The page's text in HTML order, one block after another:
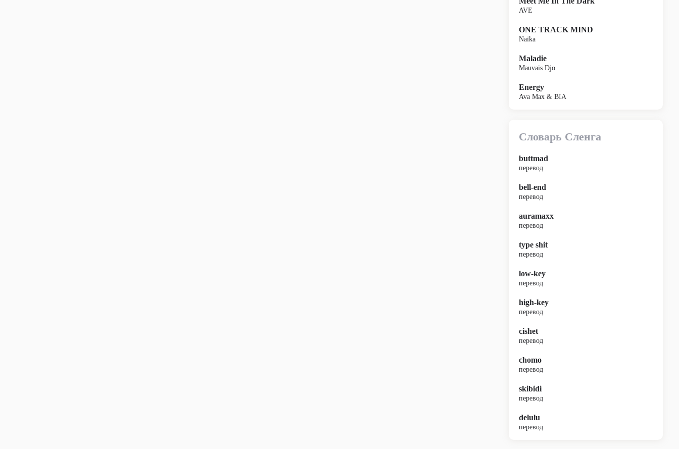
AVE
ONE TRACK MIND
Naïka
Maladie
Mauvais Djo
Energy
Ava Max & BIA
Словарь Сленга
buttmad
перевод
bell-end
перевод
auramaxx
перевод
type shit
перевод
low-key
перевод
high-key
перевод
cishet
перевод
chomo
перевод
skibidi
перевод
delulu
перевод